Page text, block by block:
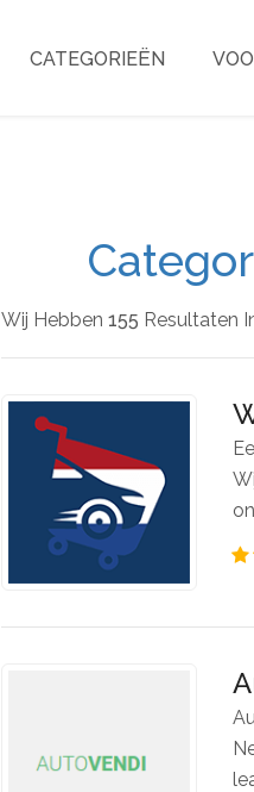
CATEGORIEËN
Wij Hebben 155 Resultaten